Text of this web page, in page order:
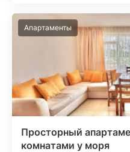
Апартаменты
Просторный
комнатами у моря